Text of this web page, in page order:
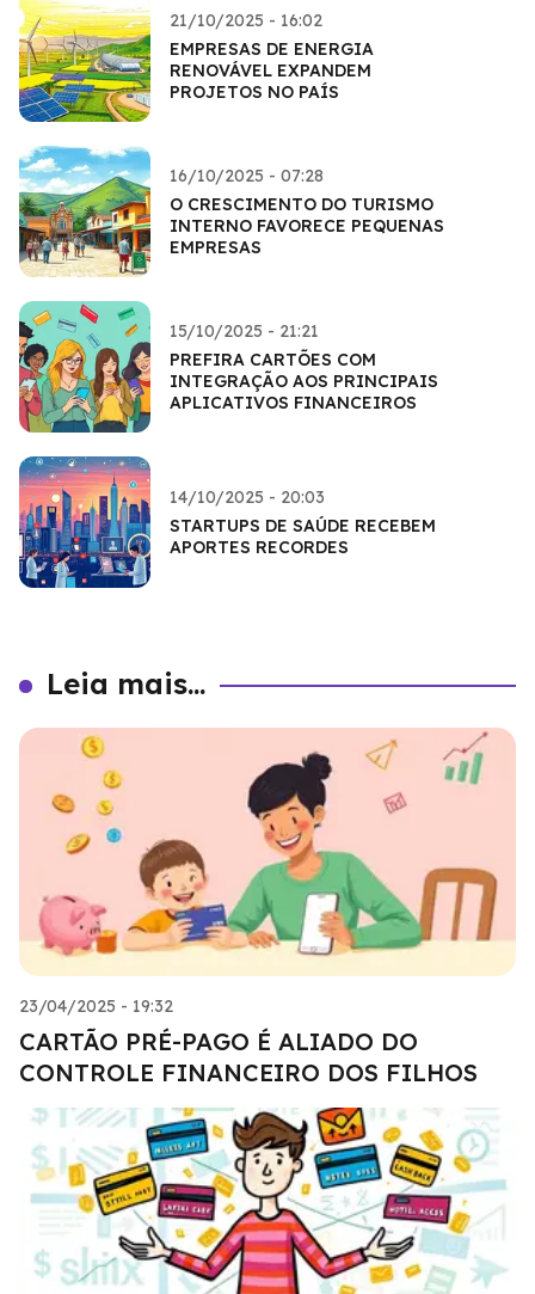
21/10/2025 - 16:02
EMPRESAS DE ENERGIA
RENOVÁVEL EXPANDEM
PROJETOS NO PAÍS
16/10/2025 - 07:28
O CRESCIMENTO DO TURISMO
INTERNO FAVORECE PEQUENAS
EMPRESAS
15/10/2025 - 21:21
PREFIRA CARTÕES COM
INTEGRAÇÃO AOS PRINCIPAIS
APLICATIVOS FINANCEIROS
14/10/2025 - 20:03
STARTUPS DE SAÚDE RECEBEM
APORTES RECORDES
Leia mais...
23/04/2025 - 19:32
CARTÃO PRÉ-PAGO É ALIADO DO
CONTROLE FINANCEIRO DOS FILHOS